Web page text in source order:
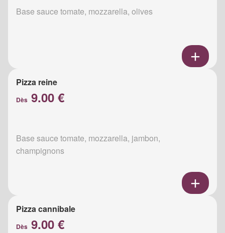
Base sauce tomate, mozzarella, olives
Pizza reine
Dès 9.00 €
Base sauce tomate, mozzarella, jambon,
champignons
Pizza cannibale
Dès 9.00 €